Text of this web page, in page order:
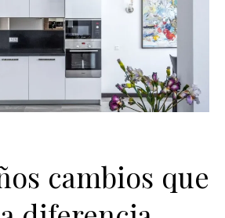
cambios que